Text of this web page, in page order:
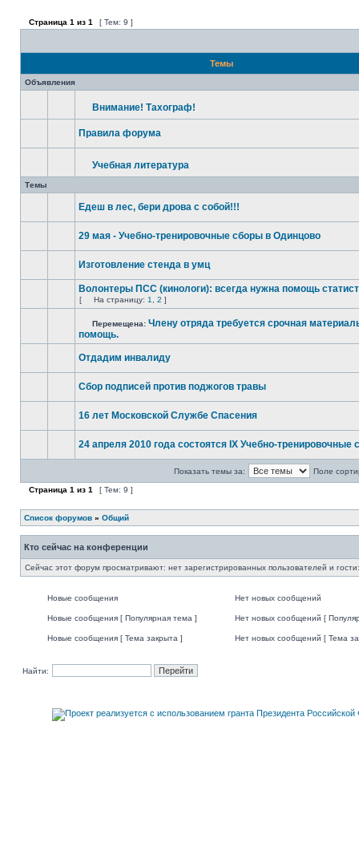
Страница 1 из 1 [ Тем: 9 ]
Темы
Объявления
Внимание! Тахограф!
Правила форума
Учебная литература
Темы
Едеш в лес, бери дрова с собой!!!
29 мая - Учебно-тренировочные сборы в Одинцово
Изготовление стенда в умц
Волонтеры ПСС (кинологи): всегда нужна помощь
[ На страницу: 1 2 ]
Перемещена: Члену отряда требуется срочная
помощь.
Отдадим инвалиду
Сбор подписей против поджогов травы
16 лет Московской Службе Спасения
24 апреля 2010 года состоятся IX Учебно-тренировочные
Показать темы за: Поле
Страница 1 из 1 [ Тем: 9 ]
Список форумов » Общий
Кто сейчас на конференции
Сейчас этот форум просматривают: нет зарегистрированных пользователей и
Новые сообщения Нет новых сообщений
Новые сообщения [ Популярная тема ] Нет новых сообщений [
Новые сообщения [ Тема закрыта ] Нет новых сообщений [ Тема
Найти: